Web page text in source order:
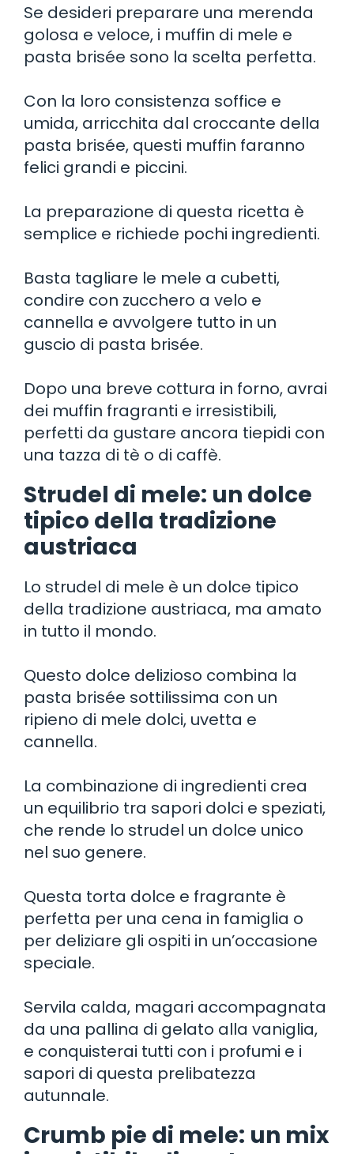
Se desideri preparare una merenda
golosa e veloce, i muffin di mele e
pasta brisée sono la scelta perfetta.
Con la loro consistenza soffice e
umida, arricchita dal croccante della
pasta brisée, questi muffin faranno
felici grandi e piccini.
La preparazione di questa ricetta è
semplice e richiede pochi ingredienti.
Basta tagliare le mele a cubetti,
condire con zucchero a velo e
cannella e avvolgere tutto in un
guscio di pasta brisée.
Dopo una breve cottura in forno, avrai
dei muffin fragranti e irresistibili,
perfetti da gustare ancora tiepidi con
una tazza di tè o di caffè.
Strudel di mele: un dolce
tipico della tradizione
austriaca
Lo strudel di mele è un dolce tipico
della tradizione austriaca, ma amato
in tutto il mondo.
Questo dolce delizioso combina la
pasta brisée sottilissima con un
ripieno di mele dolci, uvetta e
cannella.
La combinazione di ingredienti crea
un equilibrio tra sapori dolci e speziati,
che rende lo strudel un dolce unico
nel suo genere.
Questa torta dolce e fragrante è
perfetta per una cena in famiglia o
per deliziare gli ospiti in un’occasione
speciale.
Servila calda, magari accompagnata
da una pallina di gelato alla vaniglia,
e conquisterai tutti con i profumi e i
sapori di questa prelibatezza
autunnale.
Crumb pie di mele: un mix